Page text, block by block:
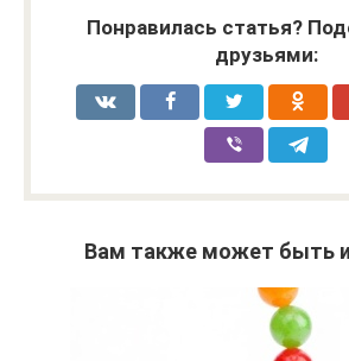
Понравилась статья?
друзьями:
Вам также может быть